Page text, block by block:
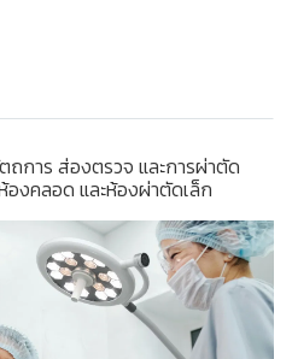
ถการ ส่องตรวจ และการผ่าตัด
องคลอด และห้องผ่าตัดเล็ก